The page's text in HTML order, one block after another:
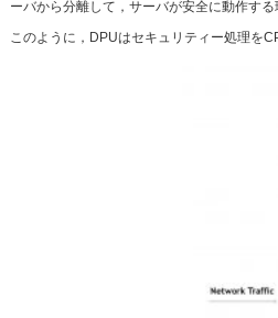
ーバから分離して，サーバが安全に動作する
このように，DPUはセキュリティー処理を